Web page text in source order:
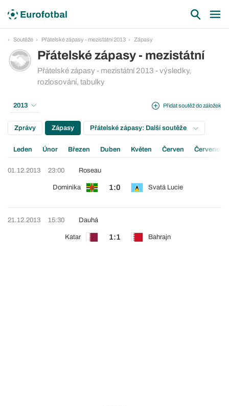
Soutěže Přátelské zápasy - mezistátní 2013 Zápasy
Přátelské zápasy - mezistátní
Přátelské zápasy - mezistátní 2013 - výsledky,
rozlosování, tabulky
Přidat soutěž do záložek
2013
Zprávy Zápasy Přátelské zápasy: Další soutěže
Leden Únor Březen Duben Květen Červen Červenec
01.12.2013 23:00
Dominika 1:0 Svatá Lucie
Roseau
21.12.2013 15:30
Katar 1:1 Bahrajn
Dauhá